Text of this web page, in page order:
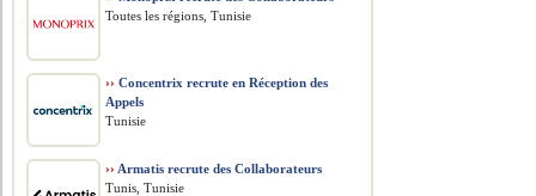
Toutes les régions, Tunisie
›› Concentrix recrute en Réception des
Appels
Tunisie
›› Armatis recrute des Collaborateurs
Tunis, Tunisie